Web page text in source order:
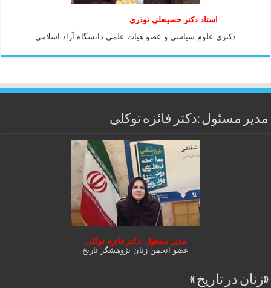
استاد دكتر حسينعلی نوذری
دكتری علوم سياسی و عضو هيات علمی دانشگاه آزاد اسلامی
مدیر مسئول :دکتر فائزه توکلی
مدیر مسئول :دکتر فائزه توکلی
عضو انجمن زنان پژوهشگر تاریخ
«زنان در تاریخ »